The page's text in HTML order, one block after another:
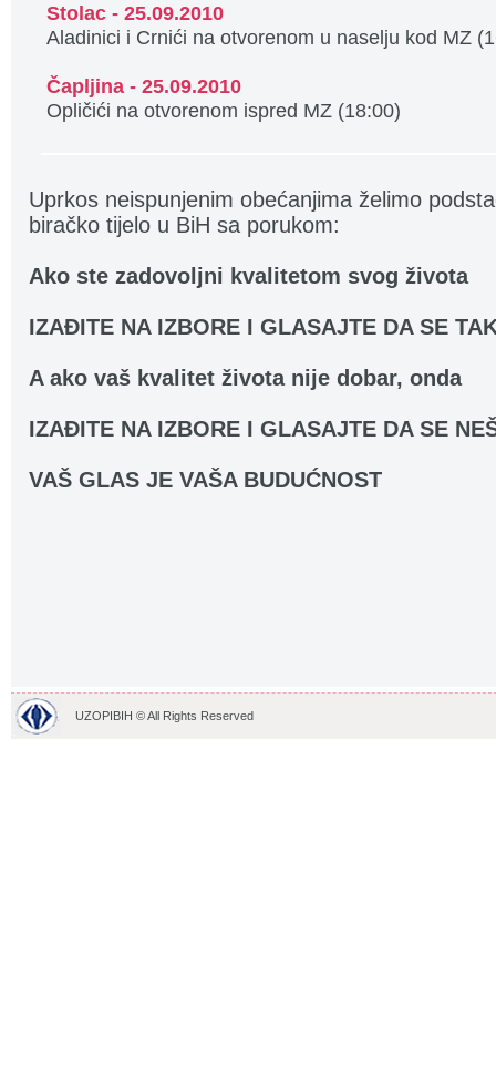
Stolac - 25.09.2010
Aladinici i Crnići na otvorenom u naselju kod MZ
Čapljina - 25.09.2010
Opličići na otvorenom ispred MZ (18:00)
Uprkos neispunjenim obećanjima želimo
biračko tijelo u BiH sa porukom:
Ako ste zadovoljni kvalitetom svog života
IZAĐITE NA IZBORE I GLASAJTE DA SE
A ako vaš kvalitet života nije dobar, onda
IZAĐITE NA IZBORE I GLASAJTE DA SE
VAŠ GLAS JE VAŠA BUDUĆNOST
UZOPIBIH © All Rights Reserved